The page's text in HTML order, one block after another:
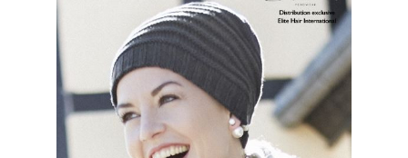
produit
a
plusieurs
variations.
Les
options
peuvent